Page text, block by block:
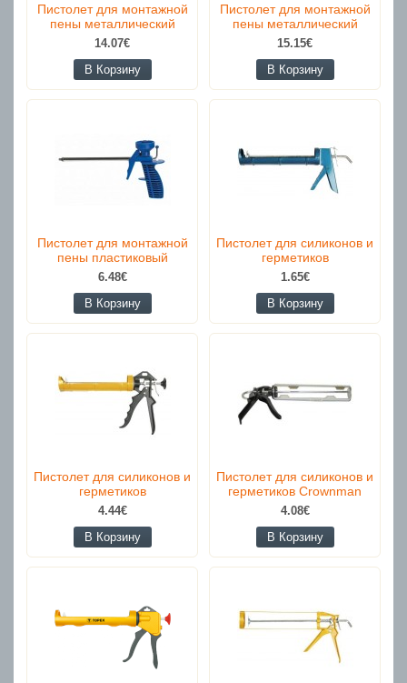
Пистолет для монтажной
пены металлический
14.07€
В Корзину
Пистолет для монтажной
пены металлический
15.15€
В Корзину
Пистолет для монтажной
пены пластиковый
6.48€
В Корзину
Пистолет для силиконов и
герметиков
1.65€
В Корзину
Пистолет для силиконов и
герметиков
4.44€
В Корзину
Пистолет для силиконов и
герметиков Crownman
4.08€
В Корзину